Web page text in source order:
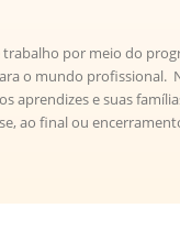
por meio do
o mundo profissional.
aprendizes e suas
ao final ou